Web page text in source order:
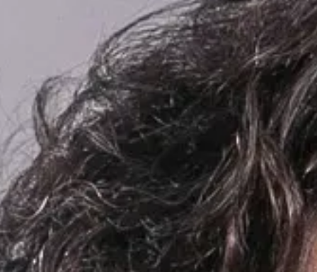
Prendre rendez-vous
Nous écrire
J’AI UNE URGENCE
Professionnels de santé